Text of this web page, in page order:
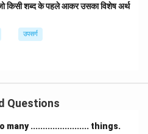
किसी शब्द के पहले आकर उसका विशेष अर्थ
उपसर्ग
Questions
many ........................ things.